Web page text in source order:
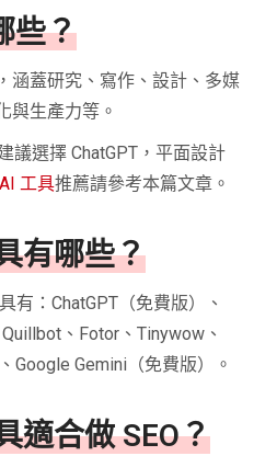
些？
涵蓋研究、寫作、設計、多媒
與生產力等。
議選擇 ChatGPT，平面設計
AI 工具推薦請參考本篇文章。
有哪些？
有：ChatGPT（免費版）、
、Fotor、Tinywow、
Google Gemini（免費版）。
適合做 SEO？